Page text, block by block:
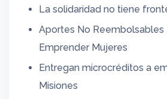
La solidaridad no tiene
Aportes No Reembolsables
Emprender Mujeres
Entregan microcréditos a
Misiones